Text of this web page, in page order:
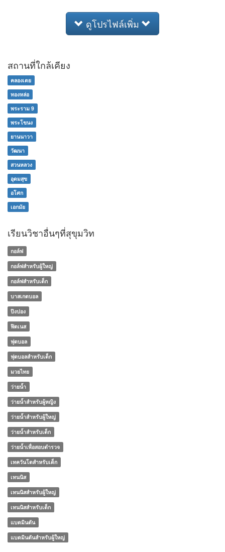
ดูโปรไฟล์เพิ่ม
สถานที่ใกล้เคียง
คลองเตย
ทองหล่อ
พระราม 9
พระโขนง
ยานนาวา
วัฒนา
สวนหลวง
อุดมสุข
อโศก
เอกมัย
เรียนวิชาอื่นๆที่สุขุมวิท
กอล์ฟ
กอล์ฟสำหรับผู้ใหญ่
กอล์ฟสำหรับเด็ก
บาสเกตบอล
ปิงปอง
ฟิตเนส
ฟุตบอล
ฟุตบอลสำหรับเด็ก
มวยไทย
ว่ายน้ำ
ว่ายน้ำสำหรับผู้หญิง
ว่ายน้ำสำหรับผู้ใหญ่
ว่ายน้ำสำหรับเด็ก
ว่ายน้ำเพื่อสอบตำรวจ
เทควันโดสำหรับเด็ก
เทนนิส
เทนนิสสำหรับผู้ใหญ่
เทนนิสสำหรับเด็ก
แบดมินตัน
แบดมินตันสำหรับผู้ใหญ่